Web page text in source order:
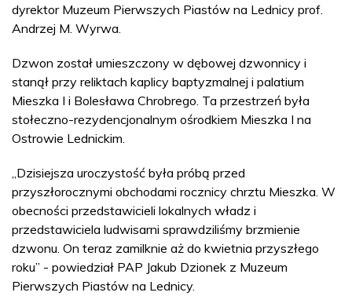
dyrektor Muzeum Pierwszych Piastów na Lednicy prof.
Andrzej M. Wyrwa.
Dzwon został umieszczony w dębowej dzwonnicy i
stanął przy reliktach kaplicy baptyzmalnej i palatium
Mieszka I i Bolesława Chrobrego. Ta przestrzeń była
stołeczno-rezydencjonalnym ośrodkiem Mieszka I na
Ostrowie Lednickim.
„Dzisiejsza uroczystość była próbą przed
przyszłorocznymi obchodami rocznicy chrztu Mieszka. W
obecności przedstawicieli lokalnych władz i
przedstawiciela ludwisarni sprawdziliśmy brzmienie
dzwonu. On teraz zamilknie aż do kwietnia przyszłego
roku” - powiedział PAP Jakub Dzionek z Muzeum
Pierwszych Piastów na Lednicy.